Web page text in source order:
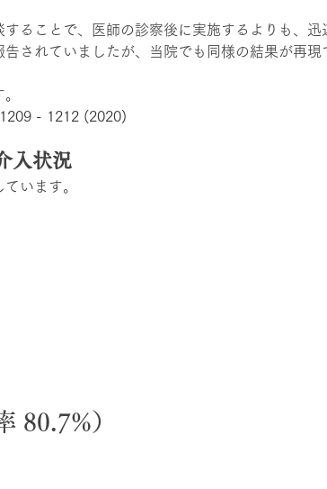
ることで、医師の診察後に実施するよりも、迅
されていましたが、当院でも同様の結果が再現
- 1212 (2020)
入状況
います。
80.7%）